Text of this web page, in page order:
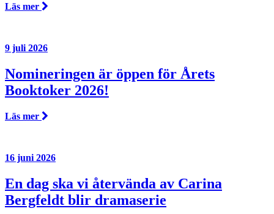
Läs mer
9 juli 2026
Nomineringen är öppen för Årets
Booktoker 2026!
Läs mer
16 juni 2026
En dag ska vi återvända av Carina
Bergfeldt blir dramaserie